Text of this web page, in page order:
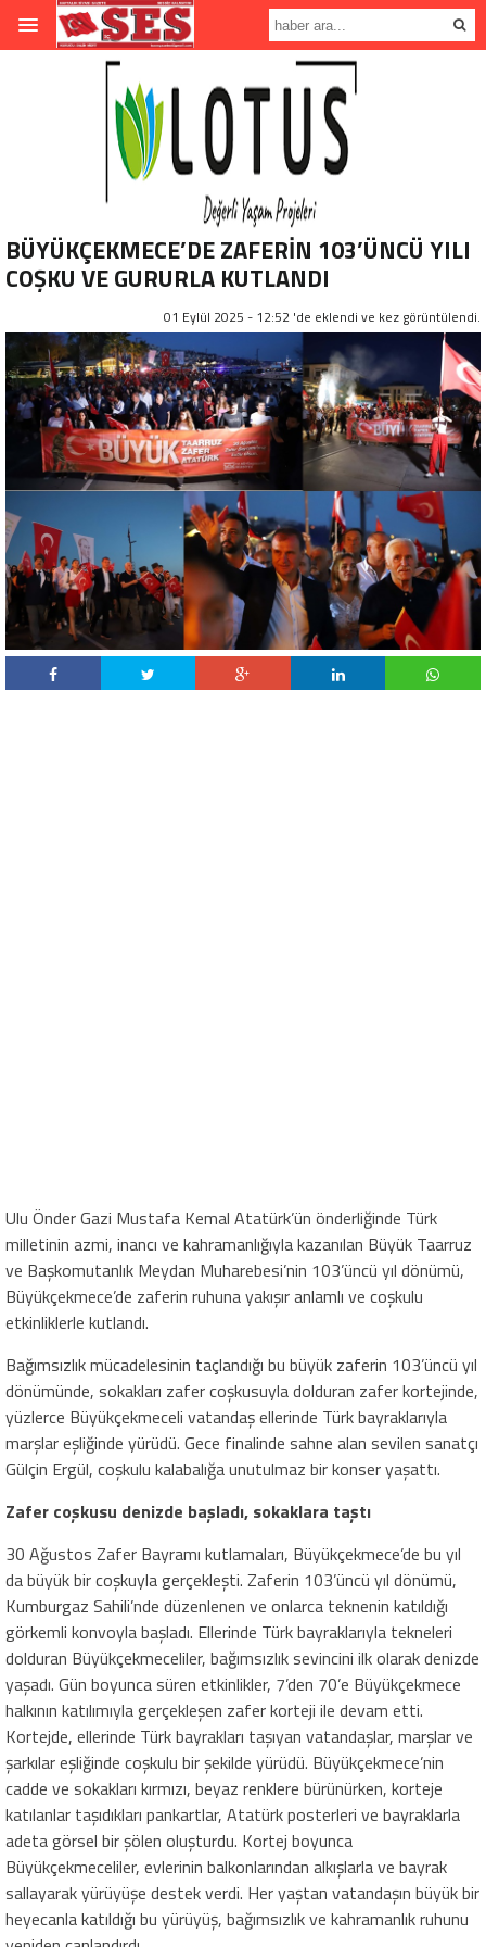
BÜYÜKÇEKMECE’DE ZAFERİN 103’ÜNCÜ YILI
COŞKU VE GURURLA KUTLANDI
01 Eylül 2025 - 12:52 'de eklendi ve kez görüntülendi.
Ulu Önder Gazi Mustafa Kemal Atatürk’ün önderliğinde Türk
milletinin azmi, inancı ve kahramanlığıyla kazanılan Büyük Taarruz
ve Başkomutanlık Meydan Muharebesi’nin 103’üncü yıl dönümü,
Büyükçekmece’de zaferin ruhuna yakışır anlamlı ve coşkulu
etkinliklerle kutlandı.
Bağımsızlık mücadelesinin taçlandığı bu büyük zaferin 103’üncü yıl
dönümünde, sokakları zafer coşkusuyla dolduran zafer kortejinde,
yüzlerce Büyükçekmeceli vatandaş ellerinde Türk bayraklarıyla
marşlar eşliğinde yürüdü. Gece finalinde sahne alan sevilen sanatçı
Gülçin Ergül, coşkulu kalabalığa unutulmaz bir konser yaşattı.
Zafer coşkusu denizde başladı, sokaklara taştı
30 Ağustos Zafer Bayramı kutlamaları, Büyükçekmece’de bu yıl
da büyük bir coşkuyla gerçekleşti. Zaferin 103’üncü yıl dönümü,
Kumburgaz Sahili’nde düzenlenen ve onlarca teknenin katıldığı
görkemli konvoyla başladı. Ellerinde Türk bayraklarıyla tekneleri
dolduran Büyükçekmeceliler, bağımsızlık sevincini ilk olarak denizde
yaşadı. Gün boyunca süren etkinlikler, 7’den 70’e Büyükçekmece
halkının katılımıyla gerçekleşen zafer korteji ile devam etti.
Kortejde, ellerinde Türk bayrakları taşıyan vatandaşlar, marşlar ve
şarkılar eşliğinde coşkulu bir şekilde yürüdü. Büyükçekmece’nin
cadde ve sokakları kırmızı, beyaz renklere bürünürken, korteje
katılanlar taşıdıkları pankartlar, Atatürk posterleri ve bayraklarla
adeta görsel bir şölen oluşturdu. Kortej boyunca
Büyükçekmeceliler, evlerinin balkonlarından alkışlarla ve bayrak
sallayarak yürüyüşe destek verdi. Her yaştan vatandaşın büyük bir
heyecanla katıldığı bu yürüyüş, bağımsızlık ve kahramanlık ruhunu